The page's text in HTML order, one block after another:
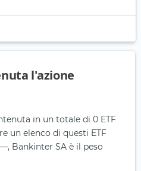
l'azione
in un totale di 0 ETF
un elenco di questi ETF
Bankinter SA è il peso